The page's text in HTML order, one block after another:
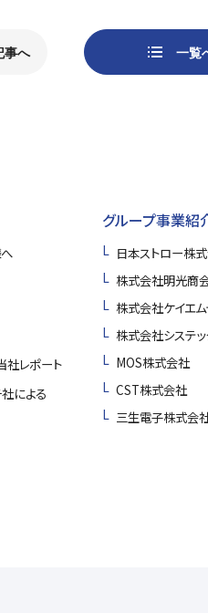
事へ 一覧
社レポート
による
グループ事業紹
日本ストロー株
株式会社明光商
株式会社ケイエ
株式会社システッ
MOS株式会社
CST株式会社
三生電子株式会